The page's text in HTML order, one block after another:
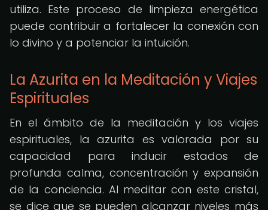
utiliza. Este proceso de limpieza energética
puede contribuir a fortalecer la conexión con
lo divino y a potenciar la intuición.
La Azurita en la Meditación y Viajes
Espirituales
En el ámbito de la meditación y los viajes
espirituales, la azurita es valorada por su
capacidad para inducir estados de
profunda calma, concentración y expansión
de la conciencia. Al meditar con este cristal,
se dice que se pueden alcanzar niveles más